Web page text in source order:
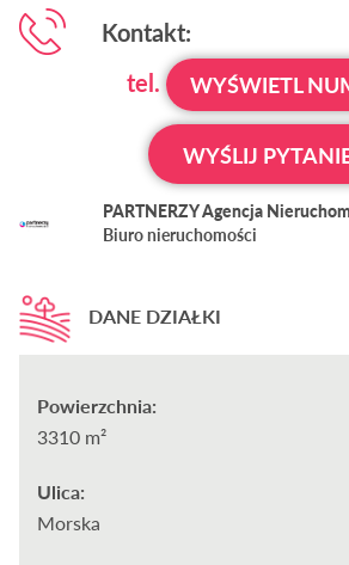
Kontakt:
tel.
WYŚWIETL
WYŚLIJ
PARTNERZY Agencja
Biuro nieruchomości
DANE DZIAŁKI
Powierzchnia:
3310 m²
Ulica:
Morska